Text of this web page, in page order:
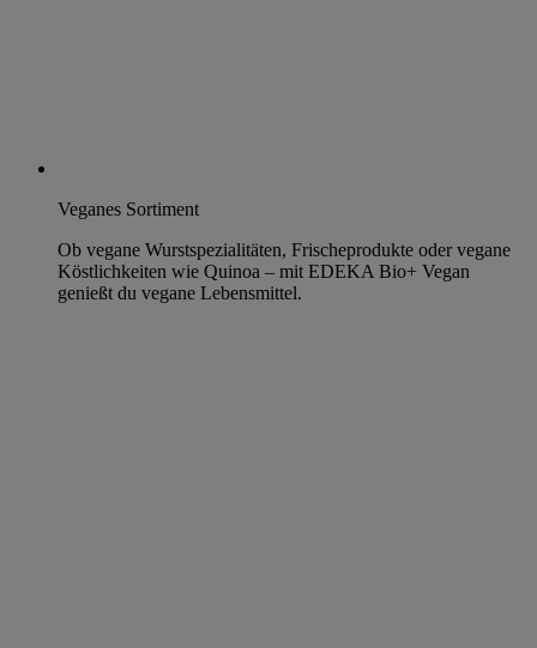
Veganes Sortiment
Ob vegane Wurstspezialitäten, Frischeprodukte oder vegane
Köstlichkeiten wie Quinoa – mit EDEKA Bio+ Vegan
genießt du vegane Lebensmittel.